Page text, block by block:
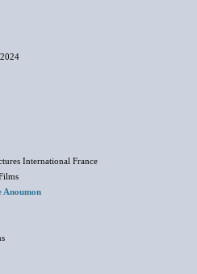
International France
Anoumon